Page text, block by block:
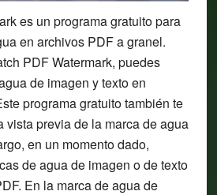
es un programa gratuito para
en archivos PDF a granel.
PDF Watermark, puedes
de imagen y texto en
programa gratuito también te
vista previa de la marca de agua
en un momento dado,
de agua de imagen o de texto
En la marca de agua de